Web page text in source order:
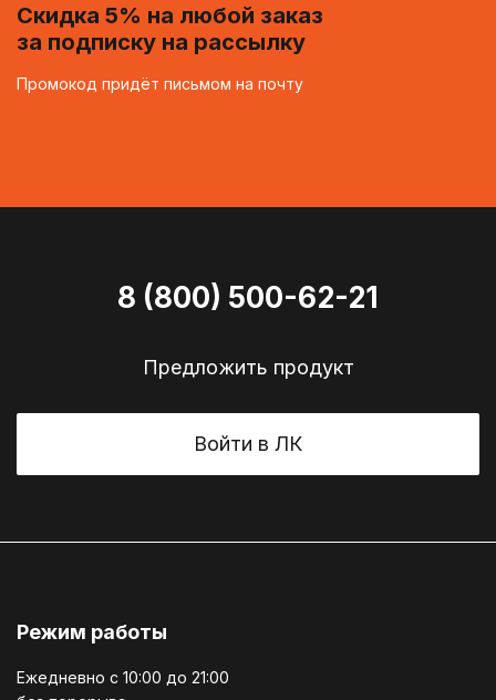
Скидка 5% на любой заказ
за подписку на рассылку
Промокод придёт письмом на почту
8 (800) 500-62-21
Предложить продукт
Войти в ЛК
Режим работы
Ежедневно c 10:00 до 21:00